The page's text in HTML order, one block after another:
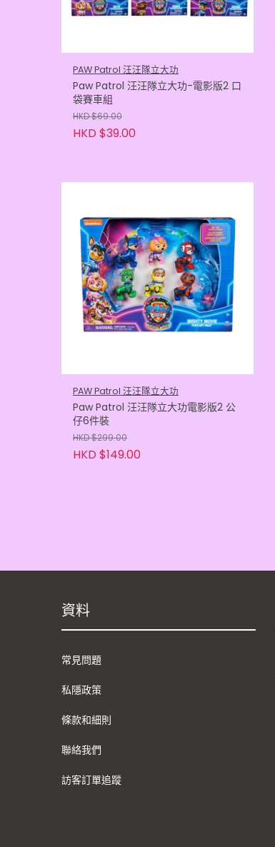
PAW Patrol 汪汪隊立大功
Paw Patrol 汪汪隊立大功-電影版2 口
袋賽車組
HKD $69.00
HKD $39.00
PAW Patrol 汪汪隊立大功
Paw Patrol 汪汪隊立大功電影版2 公
仔6件裝
HKD $299.00
HKD $149.00
資料
常見問題
私隱政策
條款和細則
聯絡我們
訪客訂單追蹤